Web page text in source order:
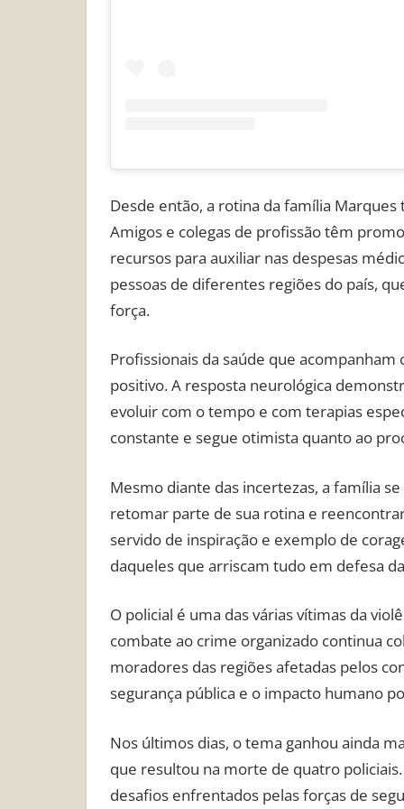
Desde então, a rotina da família
Amigos e colegas de profissão têm
recursos para auxiliar nas despesas
pessoas de diferentes regiões do país,
força.
Profissionais da saúde que
positivo. A resposta neurológica
evoluir com o tempo e com terapias
constante e segue otimista quanto ao
Mesmo diante das incertezas, a família
retomar parte de sua rotina e
servido de inspiração e exemplo de
daqueles que arriscam tudo em defesa
O policial é uma das várias vítimas da
combate ao crime organizado continua
moradores das regiões afetadas pelos
segurança pública e o impacto humano
Nos últimos dias, o tema ganhou ainda
que resultou na morte de quatro
desafios enfrentados pelas forças de